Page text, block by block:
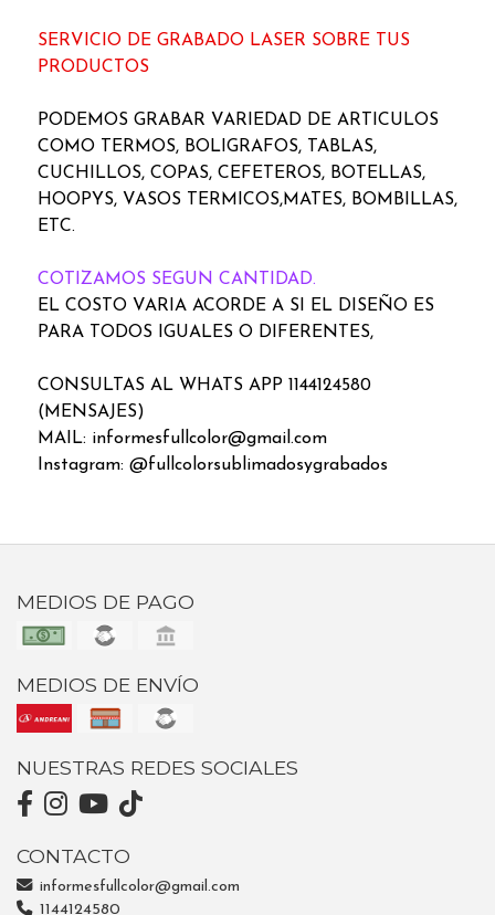
SERVICIO DE GRABADO LASER SOBRE TUS
PRODUCTOS
PODEMOS GRABAR VARIEDAD DE ARTICULOS
COMO TERMOS, BOLIGRAFOS, TABLAS,
CUCHILLOS, COPAS, CEFETEROS, BOTELLAS,
HOOPYS, VASOS TERMICOS,MATES, BOMBILLAS,
ETC.
COTIZAMOS SEGUN CANTIDAD.
EL COSTO VARIA ACORDE A SI EL DISEÑO ES
PARA TODOS IGUALES O DIFERENTES,
CONSULTAS AL WHATS APP 1144124580
(MENSAJES)
MAIL: informesfullcolor@gmail.com
Instagram: @fullcolorsublimadosygrabados
MEDIOS DE PAGO
MEDIOS DE ENVÍO
NUESTRAS REDES SOCIALES
CONTACTO
informesfullcolor@gmail.com
1144124580